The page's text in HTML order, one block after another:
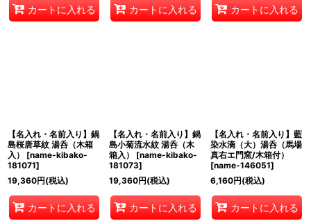
カートに入れる カートに入れる カートに入れる
【名入れ・名前入り】鍋
島桜唐草紋 湯呑（木箱
入）
[name-kibako-
181071]
19,360円(税込)
カートに入れる
【名入れ・名前入り】鍋
島小菊流水紋 湯呑（木
箱入）
[name-kibako-
181073]
19,360円(税込)
カートに入れる
【名入れ・名前入り】藍
染水滴（大）湯呑（馬場
真右エ門窯/木箱付）
[name-146051]
6,160円(税込)
カートに入れる